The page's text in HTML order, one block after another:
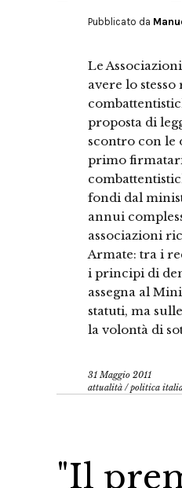
Pubblicato da
Le
avere lo
proposta di
scontro con le
primo
fondi dal
annui
associazioni
Armate: tra i
i principi di
assegna al
statuti, ma
la volontà di
31 Maggio 2011
attualità /politica
"Il